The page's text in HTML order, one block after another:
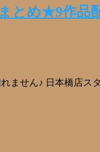
とめ★9作品
ません♪ 日本橋店